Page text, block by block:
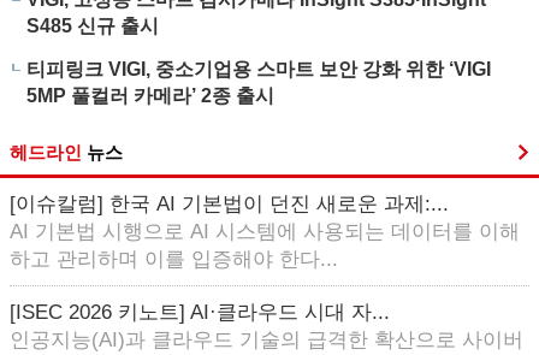
S485 신규 출시
티피링크 VIGI, 중소기업용 스마트 보안 강화 위한 ‘VIGI
5MP 풀컬러 카메라’ 2종 출시
헤드라인 뉴스
[이슈칼럼] 한국 AI 기본법이 던진 새로운 과제:...
AI 기본법 시행으로 AI 시스템에 사용되는 데이터를 이해
하고 관리하며 이를 입증해야 한다...
[ISEC 2026 키노트] AI·클라우드 시대 자...
인공지능(AI)과 클라우드 기술의 급격한 확산으로 사이버